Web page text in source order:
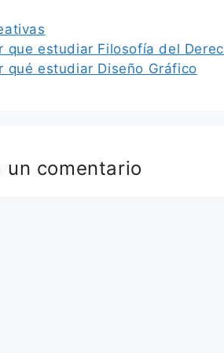
que estudiar Filosofía del
qué estudiar Diseño Gráfico
un comentario